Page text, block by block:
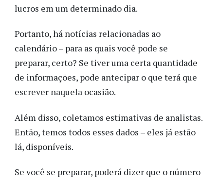
lucros em um determinado dia.
Portanto, há notícias relacionadas ao
calendário – para as quais você pode se
preparar, certo? Se tiver uma certa quantidade
de informações, pode antecipar o que terá que
escrever naquela ocasião.
Além disso, coletamos estimativas de analistas.
Então, temos todos esses dados – eles já estão
lá, disponíveis.
Se você se preparar, poderá dizer que o número